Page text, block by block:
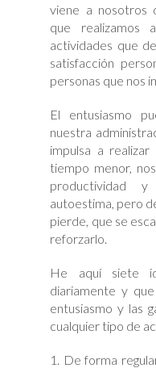
viene a nosotros
que realizamos
actividades que
satisfacción
personas que nos
El entusiasmo
nuestra
impulsa a
tiempo menor,
productividad
autoestima, pero
pierde, que se
reforzarlo.
He aquí siete
diariamente y
entusiasmo y las
cualquier tipo de
1. De forma